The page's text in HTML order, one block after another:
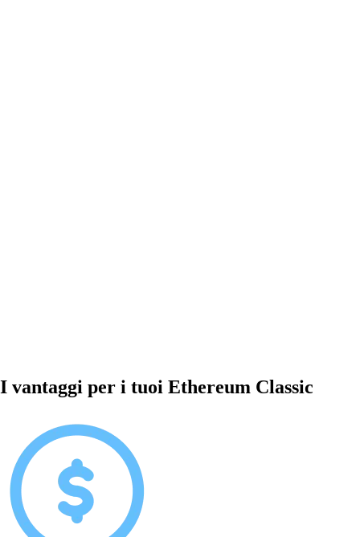
I vantaggi per i tuoi Ethereum Classic